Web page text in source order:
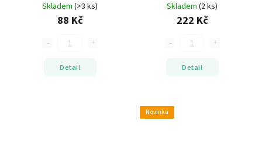
Skladem (>3 ks)
88 Kč
Detail
Skladem (2 ks)
222 Kč
Detail
Novinka